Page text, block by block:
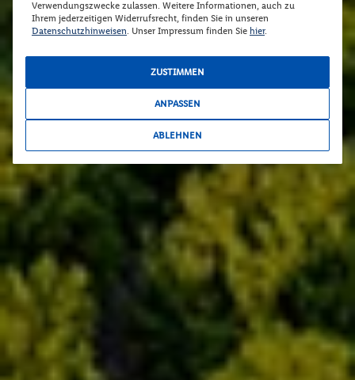
Verwendungszwecke zulassen. Weitere Informationen, auch zu
Ihrem jederzeitigen Widerrufsrecht, finden Sie in unseren
Datenschutzhinweisen. Unser Impressum finden Sie hier.
ZUSTIMMEN
ANPASSEN
ABLEHNEN